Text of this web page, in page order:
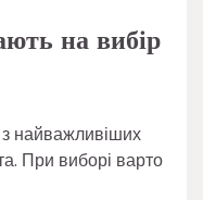
на вибір
з найважливіших
При виборі варто